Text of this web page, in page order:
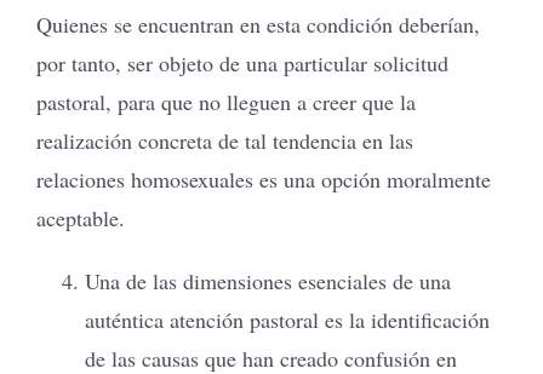
Quienes se encuentran en esta condición deberían,
por tanto, ser objeto de una particular solicitud
pastoral, para que no lleguen a creer que la
realización concreta de tal tendencia en las
relaciones homosexuales es una opción moralmente
aceptable.
Una de las dimensiones esenciales de una
auténtica atención pastoral es la identificación
de las causas que han creado confusión en